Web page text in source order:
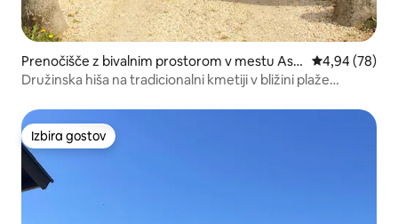
Prenočišče z bivalnim prostorom v mestu Asni
ères-en-Bessin
Povprečna
4,94 (78)
Družinska hiša na tradicionalni kmetiji v bližini plaže
Izbira gostov
Izbira gostov